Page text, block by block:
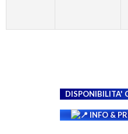
DISPONIBILITA'
INFO &